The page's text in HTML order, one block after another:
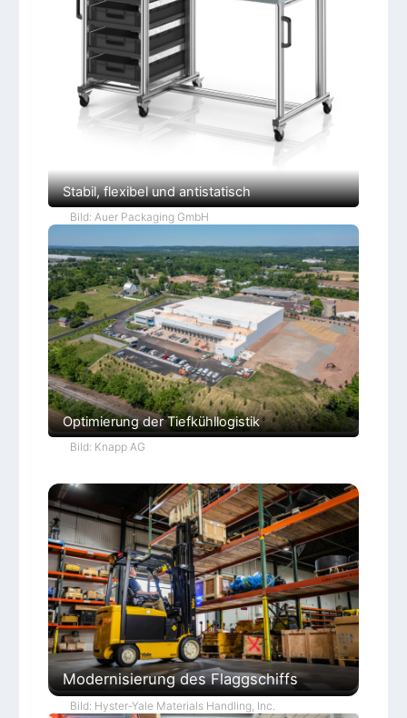
Stabil, flexibel und antistatisch
Bild: Auer Packaging GmbH
Optimierung der Tiefkühllogistik
Bild: Knapp AG
Modernisierung des Flaggschiffs
Bild: Hyster-Yale Materials Handling, Inc.